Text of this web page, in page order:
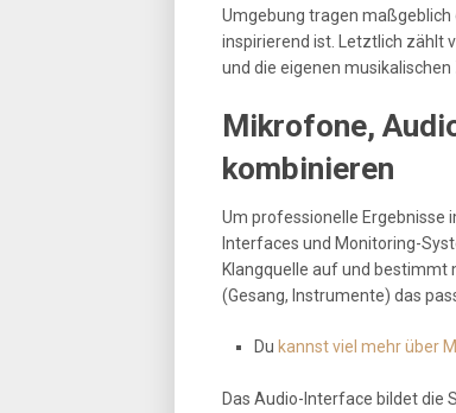
Umgebung tragen maßgeblich
inspirierend ist. Letztlich zählt
und die eigenen
Mikrofone,
kombinieren
Um professionelle Ergebnisse
Interfaces und Monitoring-
Klangquelle auf und bestimmt
(Gesang, Instrumente) das
Du kannst viel mehr über
Das Audio-Interface bildet die